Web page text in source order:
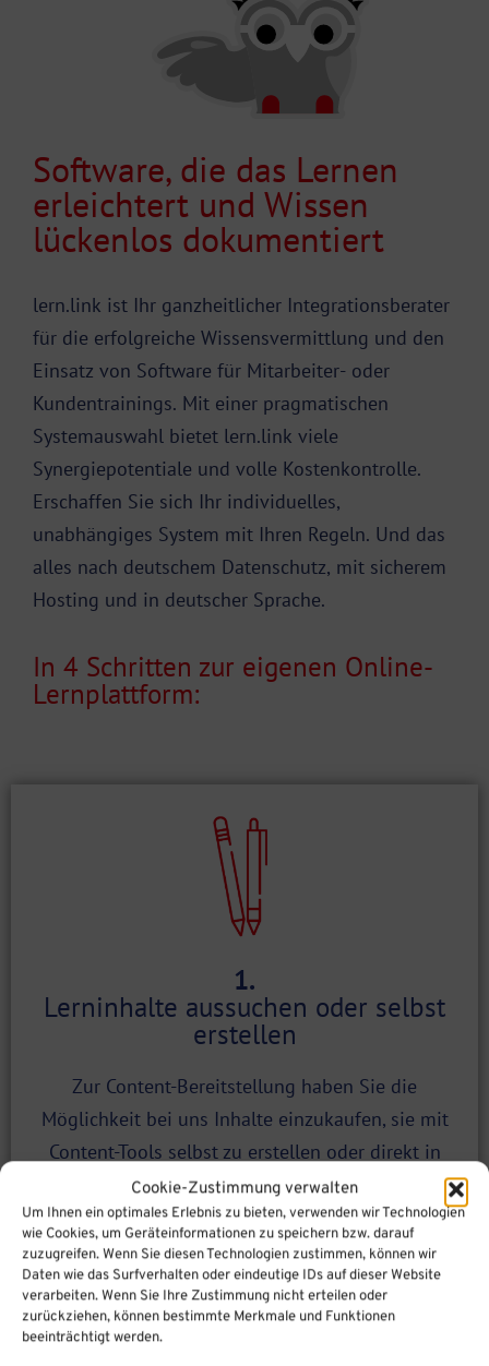
Cookie-Zustimmung verwalten
Um Ihnen ein optimales Erlebnis zu bieten, verwenden wir Technologien
wie Cookies, um Geräteinformationen zu speichern bzw. darauf
zuzugreifen. Wenn Sie diesen Technologien zustimmen, können wir
Daten wie das Surfverhalten oder eindeutige IDs auf dieser Website
verarbeiten. Wenn Sie Ihre Zustimmung nicht erteilen oder
zurückziehen, können bestimmte Merkmale und Funktionen
beeinträchtigt werden.
Software, die das Lernen
erleichtert und Wissen
lückenlos dokumentiert
lern.link ist Ihr ganzheitlicher Integrationsberater
für die erfolgreiche Wissensvermittlung und den
Einsatz von Software für Mitarbeiter- oder
Kundentrainings. Mit einer pragmatischen
Systemauswahl bietet lern.link viele
Synergiepotentiale und volle Kostenkontrolle.
Erschaffen Sie sich Ihr individuelles,
unabhängiges System mit Ihren Regeln. Und das
alles nach deutschem Datenschutz, mit sicherem
Hosting und in deutscher Sprache.
In 4 Schritten zur eigenen Online-
Lernplattform:
1.
Lerninhalte aussuchen oder selbst
erstellen
Zur Content-Bereitstellung haben Sie die
Möglichkeit bei uns Inhalte einzukaufen, sie mit
Content-Tools selbst zu erstellen oder direkt in
Moodle zu erstellen